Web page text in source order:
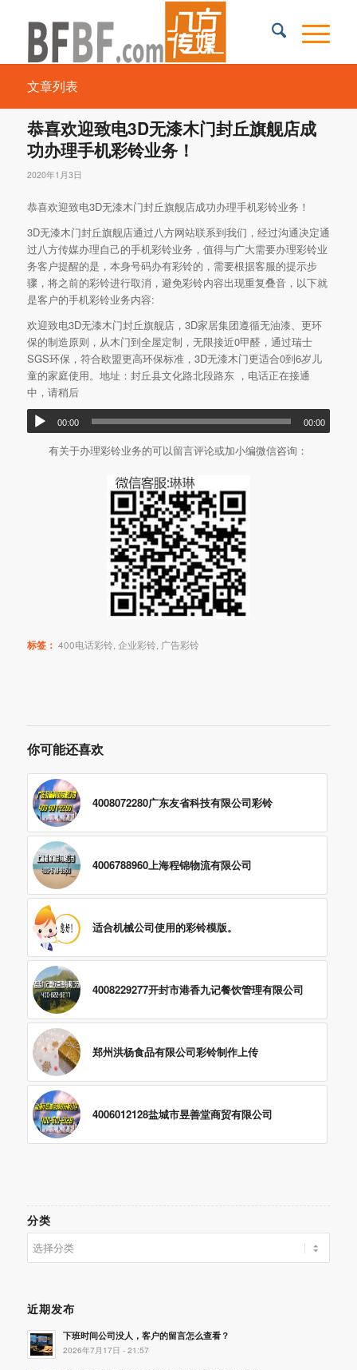
文章列表
恭喜欢迎致电3D无漆木门封丘旗舰店成
功办理手机彩铃业务！
2020年1月3日
恭喜欢迎致电3D无漆木门封丘旗舰店成功办理手机彩铃业务！
3D无漆木门封丘旗舰店通过八方网站联系到我们，经过沟通决定通
过八方传媒办理自己的手机彩铃业务，值得与广大需要办理彩铃业
务客户提醒的是，本身号码办有彩铃的，需要根据客服的提示步
骤，将之前的彩铃进行取消，避免彩铃内容出现重复叠音，以下就
是客户的手机彩铃业务内容:
欢迎致电3D无漆木门封丘旗舰店，3D家居集团遵循无油漆、更环
保的制造原则，从木门到全屋定制，无限接近0甲醛，通过瑞士
SGS环保，符合欧盟更高环保标准，3D无漆木门更适合0到6岁儿
童的家庭使用。地址：封丘县文化路北段路东 ，电话正在接通
中，请稍后
00:00 00:00
有关于办理彩铃业务的可以留言评论或加小编微信咨询：
标签： 400电话彩铃,企业彩铃, 广告彩铃
你可能还喜欢
4008072280广东友省科技有限公司彩铃
4006788960上海程锦物流有限公司
适合机械公司使用的彩铃模版。
4008229277开封市港香九记餐饮管理有限公司
郑州洪杨食品有限公司彩铃制作上传
4006012128盐城市昱善堂商贸有限公司
分类
类
近期发布
下班时间公司没人，客户的留言怎么查看？
2026年7月17日 - 21:57